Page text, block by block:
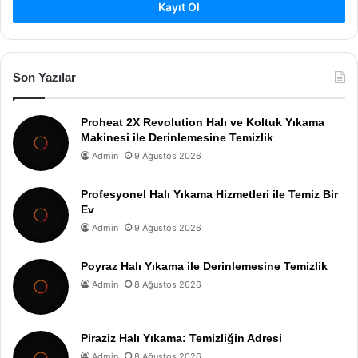
Kayıt Ol
Son Yazılar
Proheat 2X Revolution Halı ve Koltuk Yıkama
Makinesi ile Derinlemesine Temizlik
Admin 9 Ağustos 2026
Profesyonel Halı Yıkama Hizmetleri ile Temiz Bir
Ev
Admin 9 Ağustos 2026
Poyraz Halı Yıkama ile Derinlemesine Temizlik
Admin 8 Ağustos 2026
Piraziz Halı Yıkama: Temizliğin Adresi